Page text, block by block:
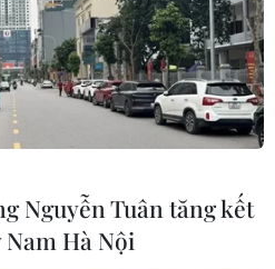
Nguyễn Tuân tăng kết
Hà Nội